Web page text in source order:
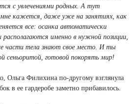
с увлечениями родных. А тут
кажется, даже уже на занятиях, как
все: осанка автоматически
располагаются именно в нужной позиции,
части тела знают свое место. И ты
сеньоритой, готовой покорять мир!
Ольга Филихина по-другому взглянула
в ее гардеробе заметно прибавилось.